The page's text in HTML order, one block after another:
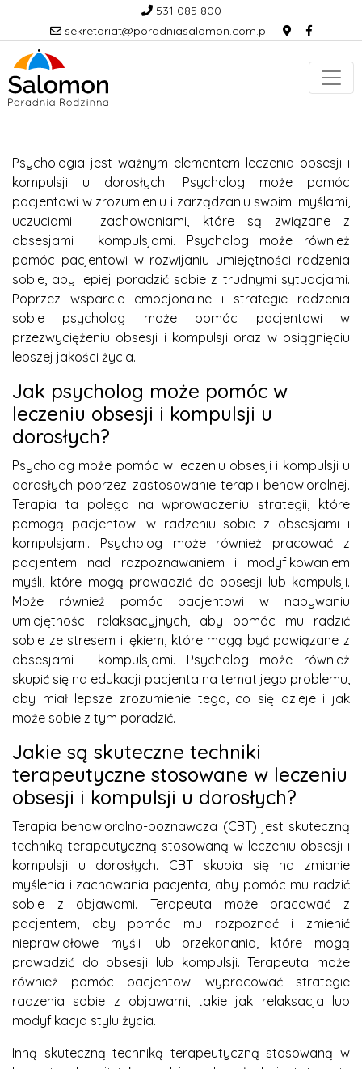
531 085 800
sekretariat@poradniasalomon.com.pl
Psychologia jest ważnym elementem leczenia obsesji i
kompulsji u dorosłych. Psycholog może pomóc
pacjentowi w zrozumieniu i zarządzaniu swoimi myślami,
uczuciami i zachowaniami, które są związane z
obsesjami i kompulsjami. Psycholog może również
pomóc pacjentowi w rozwijaniu umiejętności radzenia
sobie, aby lepiej poradzić sobie z trudnymi sytuacjami.
Poprzez wsparcie emocjonalne i strategie radzenia
sobie psycholog może pomóc pacjentowi w
przezwyciężeniu obsesji i kompulsji oraz w osiągnięciu
lepszej jakości życia.
Jak psycholog może pomóc w
leczeniu obsesji i kompulsji u
dorosłych?
Psycholog może pomóc w leczeniu obsesji i kompulsji u
dorosłych poprzez zastosowanie terapii behawioralnej.
Terapia ta polega na wprowadzeniu strategii, które
pomogą pacjentowi w radzeniu sobie z obsesjami i
kompulsjami. Psycholog może również pracować z
pacjentem nad rozpoznawaniem i modyfikowaniem
myśli, które mogą prowadzić do obsesji lub kompulsji.
Może również pomóc pacjentowi w nabywaniu
umiejętności relaksacyjnych, aby pomóc mu radzić
sobie ze stresem i lękiem, które mogą być powiązane z
obsesjami i kompulsjami. Psycholog może również
skupić się na edukacji pacjenta na temat jego problemu,
aby miał lepsze zrozumienie tego, co się dzieje i jak
może sobie z tym poradzić.
Jakie są skuteczne techniki
terapeutyczne stosowane w leczeniu
obsesji i kompulsji u dorosłych?
Terapia behawioralno-poznawcza (CBT) jest skuteczną
techniką terapeutyczną stosowaną w leczeniu obsesji i
kompulsji u dorosłych. CBT skupia się na zmianie
myślenia i zachowania pacjenta, aby pomóc mu radzić
sobie z objawami. Terapeuta może pracować z
pacjentem, aby pomóc mu rozpoznać i zmienić
nieprawidłowe myśli lub przekonania, które mogą
prowadzić do obsesji lub kompulsji. Terapeuta może
również pomóc pacjentowi wypracować strategie
radzenia sobie z objawami, takie jak relaksacja lub
modyfikacja stylu życia.
Inną skuteczną techniką terapeutyczną stosowaną w